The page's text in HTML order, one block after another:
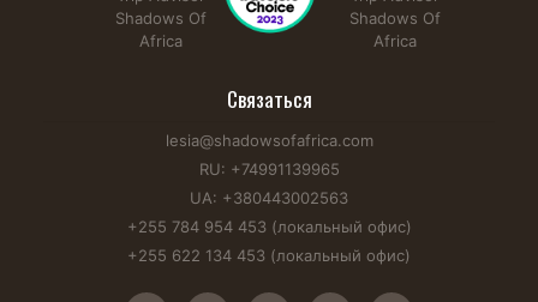
Связаться
lesia@shadowsofafrica.com
RU: +74991139965
UA: +380443002563
+255 784 954 453 (локальный офис)
+255 622 134 453 (локальный офис)